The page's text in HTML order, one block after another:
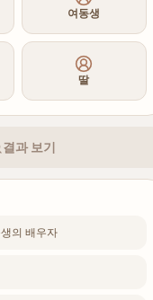
여동생
딸
결과 보기
의 배우자